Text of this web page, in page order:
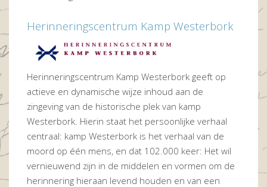
Herinneringscentrum Kamp Westerbork
Herinneringscentrum Kamp Westerbork geeft op
actieve en dynamische wijze inhoud aan de
zingeving van de historische plek van kamp
Westerbork. Hierin staat het persoonlijke verhaal
centraal: kamp Westerbork is het verhaal van de
moord op één mens, en dat 102.000 keer: Het wil
vernieuwend zijn in de middelen en vormen om de
herinnering hieraan levend houden en van een